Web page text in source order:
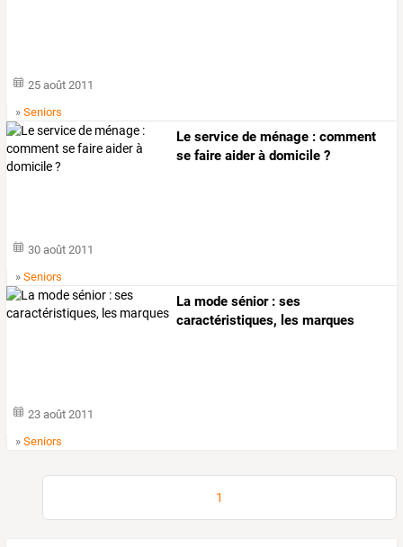
25 août 2011
»Seniors
Le service de ménage : comment
se faire aider à domicile ?
30 août 2011
»Seniors
La mode sénior : ses
caractéristiques, les marques
23 août 2011
»Seniors
1